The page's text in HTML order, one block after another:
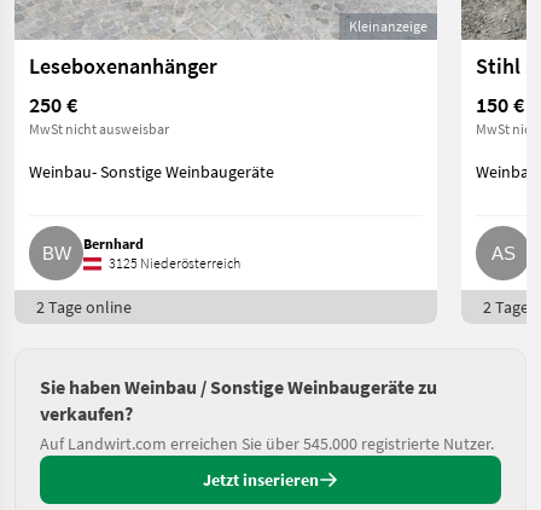
Kleinanzeige
Leseboxenanhänger
250 €
MwSt nicht ausweisbar
Weinbau- Sonstige Weinbaugeräte
Bernhard
3125 Niederösterreich
2 Tage online
Stihl
150 €
MwSt
2 Tage
Sie haben Weinbau / Sonstige Weinbaugeräte zu
verkaufen?
Auf Landwirt.com erreichen Sie über 545.000 registrierte Nutzer.
Jetzt inserieren